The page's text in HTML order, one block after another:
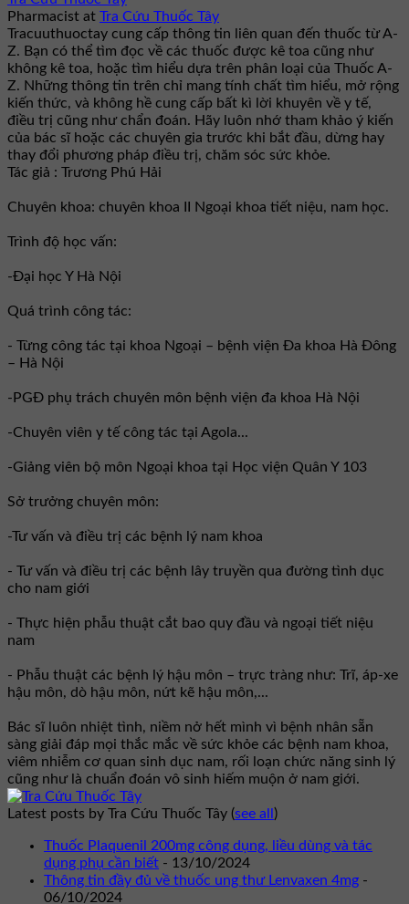
Pharmacist at Tra Cứu Thuốc Tây
Tracuuthuoctay cung cấp thông tin liên quan đến thuốc từ A-
Z. Bạn có thể tìm đọc về các thuốc được kê toa cũng như
không kê toa, hoặc tìm hiểu dựa trên phân loại của Thuốc A-
Z. Những thông tin trên chỉ mang tính chất tìm hiểu, mở rộng
kiến thức, và không hề cung cấp bất kì lời khuyên về y tế,
điều trị cũng như chẩn đoán. Hãy luôn nhớ tham khảo ý kiến
của bác sĩ hoặc các chuyên gia trước khi bắt đầu, dừng hay
thay đổi phương pháp điều trị, chăm sóc sức khỏe.
Tác giả : Trương Phú Hải
Chuyên khoa: chuyên khoa II Ngoại khoa tiết niệu, nam học.
Trình độ học vấn:
-Đại học Y Hà Nội
Quá trình công tác:
- Từng công tác tại khoa Ngoại – bệnh viện Đa khoa Hà Đông
– Hà Nội
-PGĐ phụ trách chuyên môn bệnh viện đa khoa Hà Nội
-Chuyên viên y tế công tác tại Agola...
-Giảng viên bộ môn Ngoại khoa tại Học viện Quân Y 103
Sở trưởng chuyên môn:
-Tư vấn và điều trị các bệnh lý nam khoa
- Tư vấn và điều trị các bệnh lây truyền qua đường tình dục
cho nam giới
- Thực hiện phẫu thuật cắt bao quy đầu và ngoại tiết niệu
nam
- Phẫu thuật các bệnh lý hậu môn – trực tràng như: Trĩ, áp-xe
hậu môn, dò hậu môn, nứt kẽ hậu môn,...
Bác sĩ luôn nhiệt tình, niềm nở hết mình vì bệnh nhân sẵn
sàng giải đáp mọi thắc mắc về sức khỏe các bệnh nam khoa,
viêm nhiễm cơ quan sinh dục nam, rối loạn chức năng sinh lý
cũng như là chuẩn đoán vô sinh hiếm muộn ở nam giới.
Latest posts by Tra Cứu Thuốc Tây (see all )
Thuốc Plaquenil 200mg công dụng, liều dùng và tác
dụng phụ cần biết - 13/10/2024
Thông tin đầy đủ về thuốc ung thư Lenvaxen 4mg -
06/10/2024